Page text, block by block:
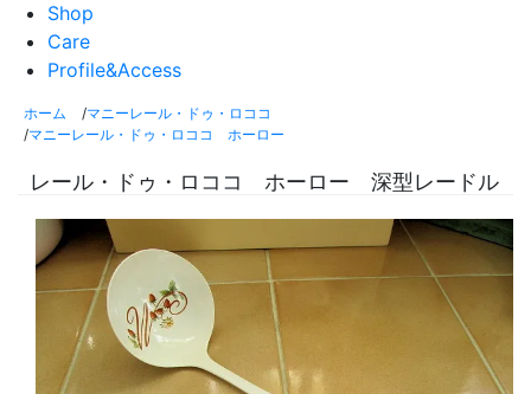
Shop
Care
Profile&Access
ホーム /マニーレール・ドゥ・ロココ
/マニーレール・ドゥ・ロココ ホーロー
レール・ドゥ・ロココ ホーロー 深型レードル